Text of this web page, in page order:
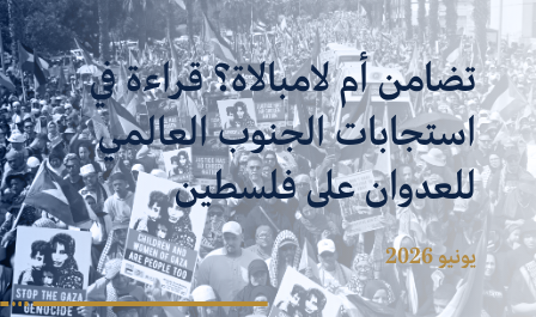
تضامن أم لامبالاة؟ قراءة في
استجابات الجنوب العالمي
للعدوان على فلسطين
يونيو 2026